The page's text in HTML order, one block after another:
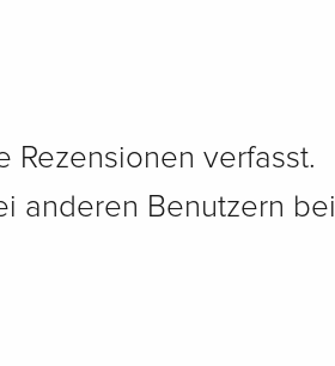
Rezensionen verfasst.
anderen Benutzern bei